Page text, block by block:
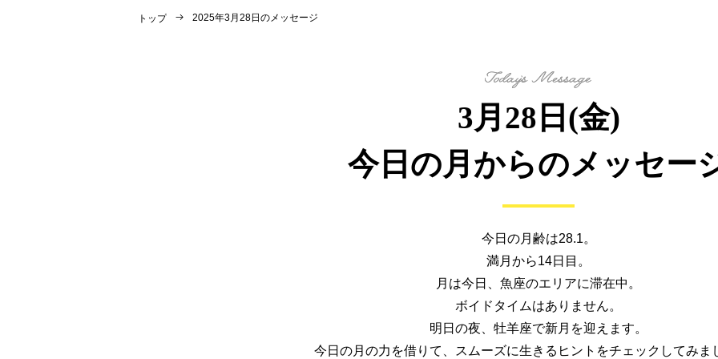
トップ 2025年3月28日のメッセージ
3月28日(金)
今日の月からのメッセー
今日の月齢は28.1。
満月から14日目。
月は今日、魚座のエリアに滞在中。
ボイドタイムはありません。
明日の夜、牡羊座で新月を迎えます。
今日の月の力を借りて、
スムーズに生きるヒントをチェックしてみま